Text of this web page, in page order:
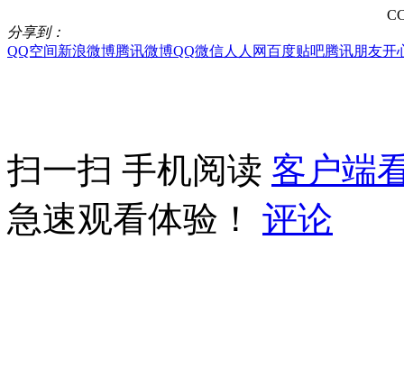
分享到：
QQ空间新浪微博腾讯微博QQ微信人人网百度贴吧腾讯朋友开
扫一扫 手机阅读 客户端
急速观看体验！
评论